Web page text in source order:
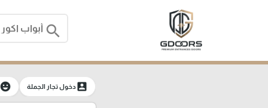
search
account_boxدخول تجار الجملة